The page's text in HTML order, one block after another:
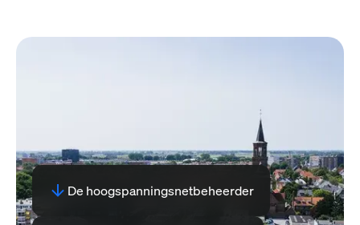
De hoogspanningsnetbeheerder